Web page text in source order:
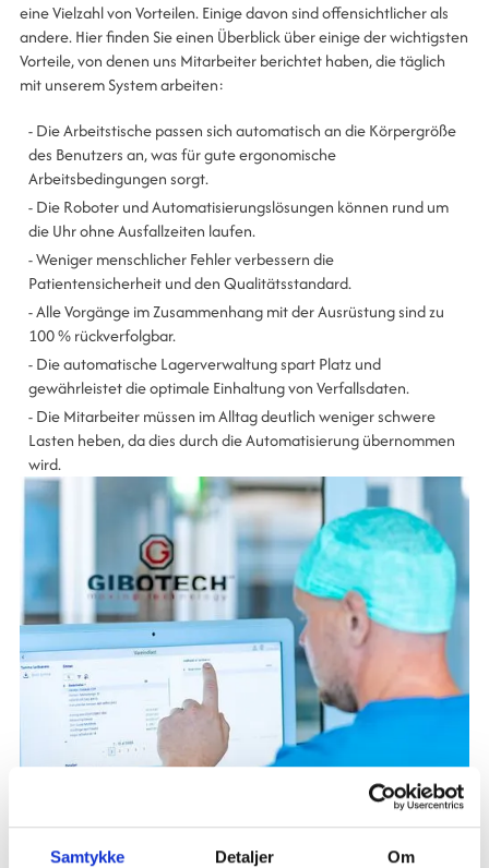
Samtykke Detaljer Om
eine Vielzahl von Vorteilen. Einige davon sind offensichtlicher als
andere. Hier finden Sie einen Überblick über einige der wichtigsten
Vorteile, von denen uns Mitarbeiter berichtet haben, die täglich
mit unserem System arbeiten:
- Die Arbeitstische passen sich automatisch an die Körpergröße
des Benutzers an, was für gute ergonomische
Arbeitsbedingungen sorgt.
- Die Roboter und Automatisierungslösungen können rund um
die Uhr ohne Ausfallzeiten laufen.
- Weniger menschlicher Fehler verbessern die
Patientensicherheit und den Qualitätsstandard.
- Alle Vorgänge im Zusammenhang mit der Ausrüstung sind zu
100 % rückverfolgbar.
- Die automatische Lagerverwaltung spart Platz und
gewährleistet die optimale Einhaltung von Verfallsdaten.
- Die Mitarbeiter müssen im Alltag deutlich weniger schwere
Lasten heben, da dies durch die Automatisierung übernommen
wird.